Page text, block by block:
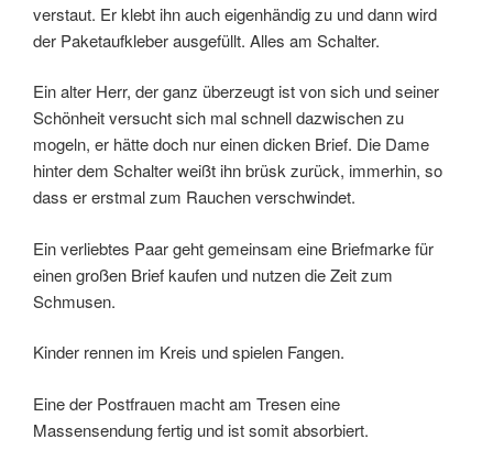
verstaut. Er klebt ihn auch eigenhändig zu und dann wird
der Paketaufkleber ausgefüllt. Alles am Schalter.
Ein alter Herr, der ganz überzeugt ist von sich und seiner
Schönheit versucht sich mal schnell dazwischen zu
mogeln, er hätte doch nur einen dicken Brief. Die Dame
hinter dem Schalter weißt ihn brüsk zurück, immerhin, so
dass er erstmal zum Rauchen verschwindet.
Ein verliebtes Paar geht gemeinsam eine Briefmarke für
einen großen Brief kaufen und nutzen die Zeit zum
Schmusen.
Kinder rennen im Kreis und spielen Fangen.
Eine der Postfrauen macht am Tresen eine
Massensendung fertig und ist somit absorbiert.